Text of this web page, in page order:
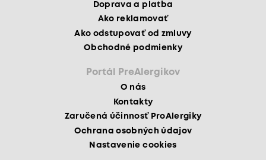
Doprava a platba
Ako reklamovať
Ako odstupovať od zmluvy
Obchodné podmienky
Portál PreAlergikov
O nás
Kontakty
Zaručená účinnosť ProAlergiky
Ochrana osobných údajov
Nastavenie cookies